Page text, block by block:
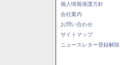
個人情報保護方針
会社案内
お問い合わせ
サイトマップ
ニュースレター登録解除